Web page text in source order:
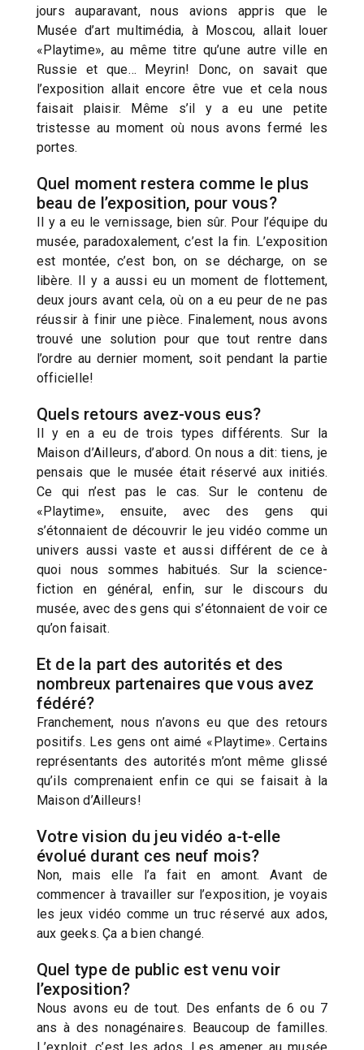
jours auparavant, nous avions appris que le
Musée d’art multimédia, à Moscou, allait louer
«Playtime», au même titre qu’une autre ville en
Russie et que… Meyrin! Donc, on savait que
l’exposition allait encore être vue et cela nous
faisait plaisir. Même s’il y a eu une petite
tristesse au moment où nous avons fermé les
portes.
Quel moment restera comme le plus
beau de l’exposition, pour vous?
Il y a eu le vernissage, bien sûr. Pour l’équipe du
musée, paradoxalement, c’est la fin. L’exposition
est montée, c’est bon, on se décharge, on se
libère. Il y a aussi eu un moment de flottement,
deux jours avant cela, où on a eu peur de ne pas
réussir à finir une pièce. Finalement, nous avons
trouvé une solution pour que tout rentre dans
l’ordre au dernier moment, soit pendant la partie
officielle!
Quels retours avez-vous eus?
Il y en a eu de trois types différents. Sur la
Maison d’Ailleurs, d’abord. On nous a dit: tiens, je
pensais que le musée était réservé aux initiés.
Ce qui n’est pas le cas. Sur le contenu de
«Playtime», ensuite, avec des gens qui
s’étonnaient de découvrir le jeu vidéo comme un
univers aussi vaste et aussi différent de ce à
quoi nous sommes habitués. Sur la science-
fiction en général, enfin, sur le discours du
musée, avec des gens qui s’étonnaient de voir ce
qu’on faisait.
Et de la part des autorités et des
nombreux partenaires que vous avez
fédéré?
Franchement, nous n’avons eu que des retours
positifs. Les gens ont aimé «Playtime». Certains
représentants des autorités m’ont même glissé
qu’ils comprenaient enfin ce qui se faisait à la
Maison d’Ailleurs!
Votre vision du jeu vidéo a-t-elle
évolué durant ces neuf mois?
Non, mais elle l’a fait en amont. Avant de
commencer à travailler sur l’exposition, je voyais
les jeux vidéo comme un truc réservé aux ados,
aux geeks. Ça a bien changé.
Quel type de public est venu voir
l’exposition?
Nous avons eu de tout. Des enfants de 6 ou 7
ans à des nonagénaires. Beaucoup de familles.
L’exploit, c’est les ados. Les amener au musée